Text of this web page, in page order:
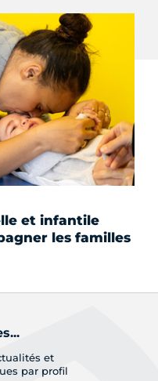
et infantile
les familles
et
par profil